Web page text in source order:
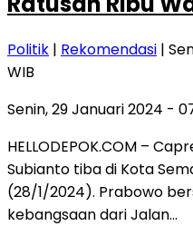
Politik | Rekomendasi |
WIB
Senin, 29 Januari 2024 -
HELLODEPOK.COM –
Subianto tiba di Kota
(28/1/2024). Prabowo
kebangsaan dari Jalan…